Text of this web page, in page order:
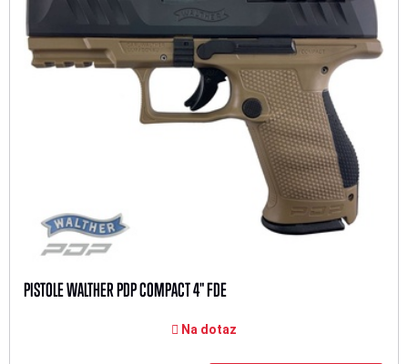
PISTOLE WALTHER PDP COMPACT 4" FDE
Na dotaz